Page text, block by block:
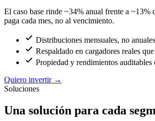
El caso base rinde ~34% anual frente a ~13%
paga cada mes, no al vencimiento.
Distribuciones mensuales, no anuales
Respaldado en cargadores reales
Propiedad y rendimientos auditables
Quiero invertir →
Soluciones
Una solución para cada